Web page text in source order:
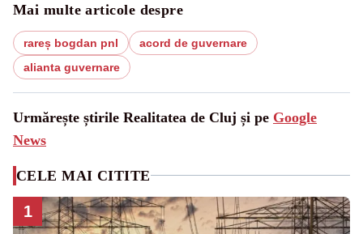
Mai multe articole despre
rareș bogdan pnl
acord de guvernare
alianta guvernare
Urmărește știrile Realitatea de Cluj și pe Google
News
CELE MAI CITITE
1